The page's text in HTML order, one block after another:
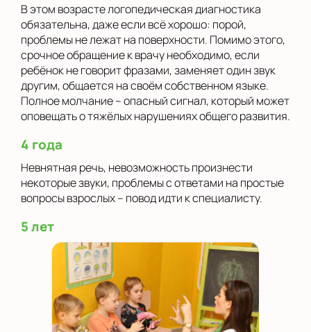
В этом возрасте логопедическая диагностика
обязательна, даже если всё хорошо: порой,
проблемы не лежат на поверхности. Помимо этого,
срочное обращение к врачу необходимо, если
ребёнок не говорит фразами, заменяет один звук
другим, общается на своём собственном языке.
Полное молчание – опасный сигнал, который может
оповещать о тяжёлых нарушениях общего развития.
4 года
Невнятная речь, невозможность произнести
некоторые звуки, проблемы с ответами на простые
вопросы взрослых – повод идти к специалисту.
5 лет